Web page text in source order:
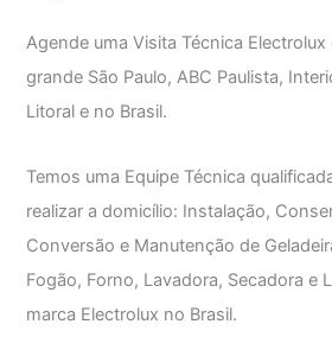
Agende uma Visita Técnica Electrolux
grande São Paulo, ABC Paulista,
Litoral e no Brasil.
Temos uma Equipe Técnica
realizar a domicílio: Instalação,
Conversão e Manutenção de
Fogão, Forno, Lavadora, Secadora e
marca Electrolux no Brasil.